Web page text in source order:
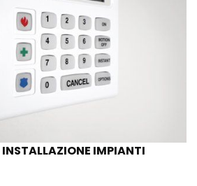
INSTALLAZIONE IMPIANTI